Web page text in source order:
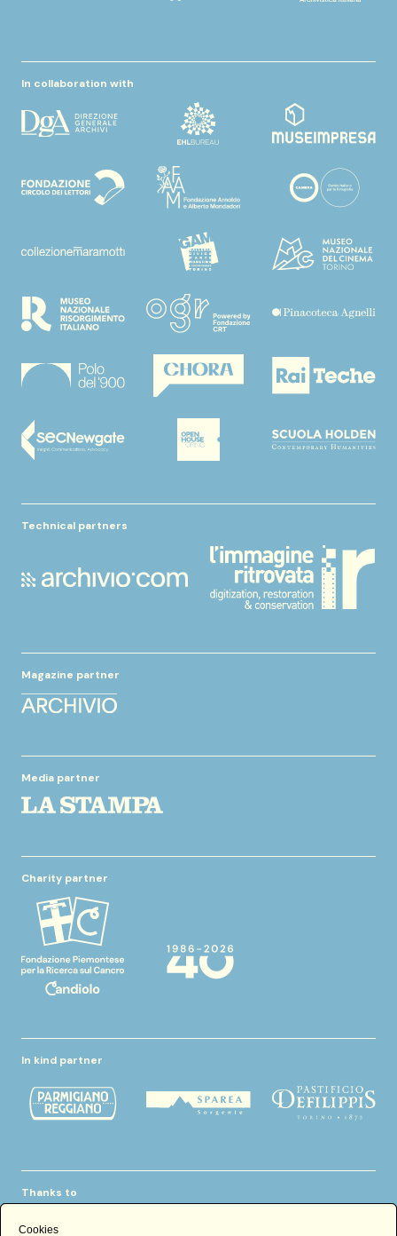
In collaboration with
Technical partners
Magazine partner
Media partner
Charity partner
In kind partner
Thanks to
Cookies